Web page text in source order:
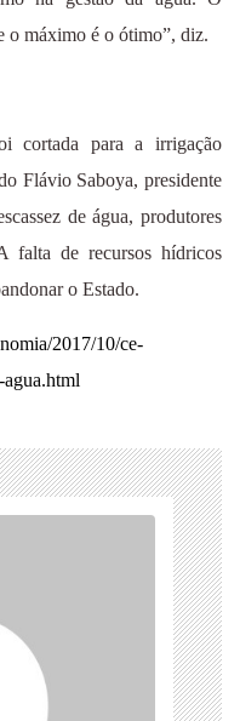
o máximo é o ótimo”, diz.
cortada para a irrigação
Flávio Saboya, presidente
de água, produtores
falta de recursos hídricos
o Estado.
2017/10/ce-
agua.html